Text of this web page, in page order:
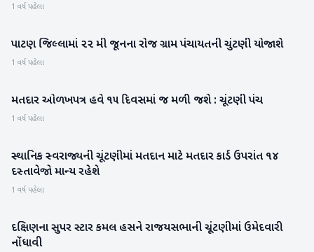
1 વર્ષ પહેલા
પાટણ
પાટણ જિલ્લામાં ૨૨ મી જૂનના રોજ ગ્રામ પંચાયતની ચુંટણી યોજાશે
1 વર્ષ પહેલા
રાષ્ટ્રીય મતદાર ઓળખપત્ર હવે ૧૫ દિવસમાં જ મળી જશે : ચૂંટણી પંચ
1 વર્ષ પહેલા
બનાસકાંઠા
સ્થાનિક સ્વરાજ્યની ચૂંટણીમાં મતદાન માટે મતદાર કાર્ડ ઉપરાંત ૧૪
દસ્તાવેજો માન્ય રહેશે
1 વર્ષ પહેલા
રાજકારણ
દક્ષિણના સુપર સ્ટાર કમલ હસને રાજયસભાની ચૂંટણીમાં ઉમેદવારી
નોંધાવી